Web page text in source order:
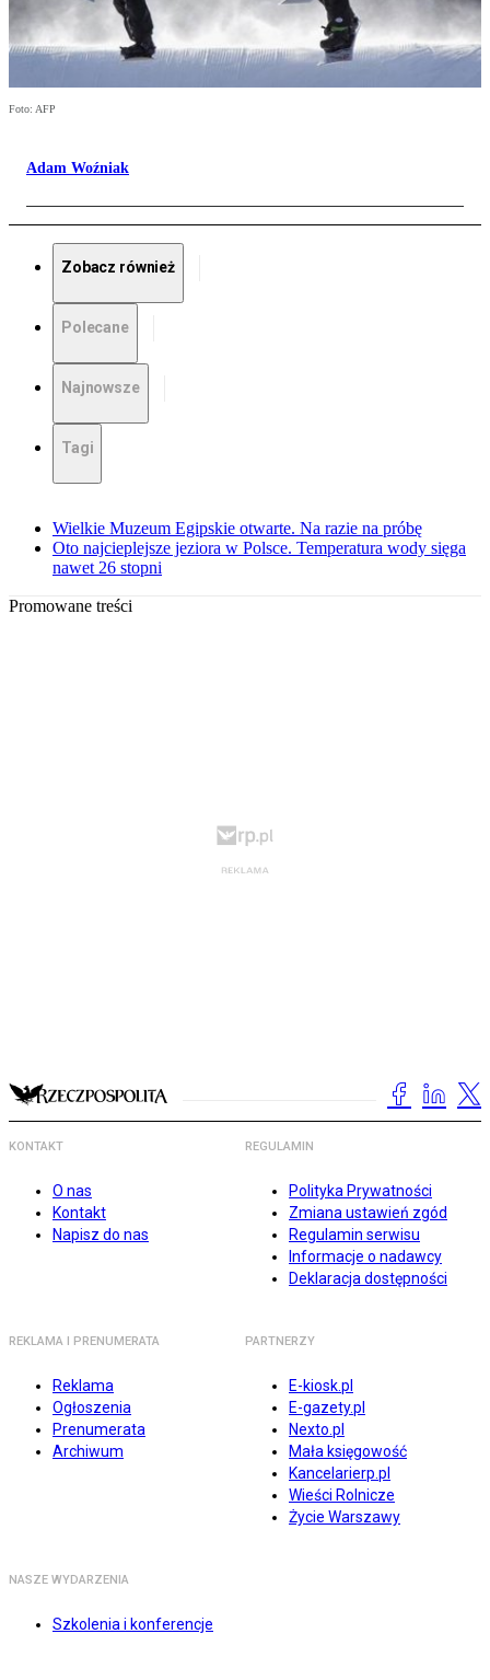
Foto: AFP
Adam Woźniak
Zobacz również
Polecane
Najnowsze
Tagi
Wielkie Muzeum Egipskie otwarte. Na razie na próbę
Oto najcieplejsze jeziora w Polsce. Temperatura wody sięga
nawet 26 stopni
Promowane treści
KONTAKT
O nas
Kontakt
Napisz do nas
REGULAMIN
Polityka Prywatności
Zmiana ustawień zgód
Regulamin serwisu
Informacje o nadawcy
Deklaracja dostępności
REKLAMA I PRENUMERATA
Reklama
Ogłoszenia
Prenumerata
Archiwum
PARTNERZY
E-kiosk.pl
E-gazety.pl
Nexto.pl
Mała księgowość
Kancelarierp.pl
Wieści Rolnicze
Życie Warszawy
NASZE WYDARZENIA
Szkolenia i konferencje